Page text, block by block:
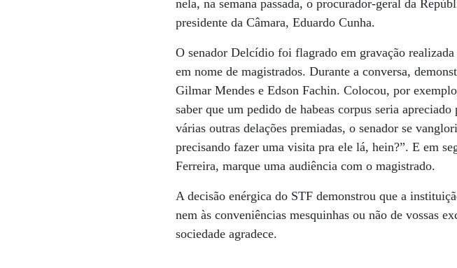
nela, na semana passada, o procurador-geral da
presidente da Câmara, Eduardo Cunha.
O senador Delcídio foi flagrado em gravação
em nome de magistrados. Durante a conversa,
Gilmar Mendes e Edson Fachin. Colocou, por
saber que um pedido de habeas corpus seria
várias outras delações premiadas, o senador se
precisando fazer uma visita pra ele lá, hein?”. E em
Ferreira, marque uma audiência com o magistrado.
A decisão enérgica do STF demonstrou que a
nem às conveniências mesquinhas ou não de vossas
sociedade agradece.